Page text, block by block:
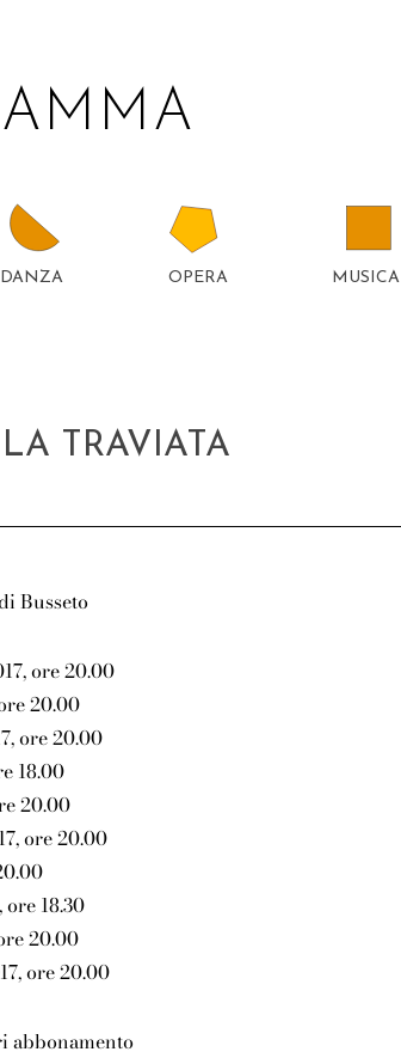
DANZA OPERA MUSICA
LA TRAVIATA
Busseto
ore 20.00
20.00
ore 20.00
18.00
20.00
ore 20.00
18.30
20.00
ore 20.00
abbonamento